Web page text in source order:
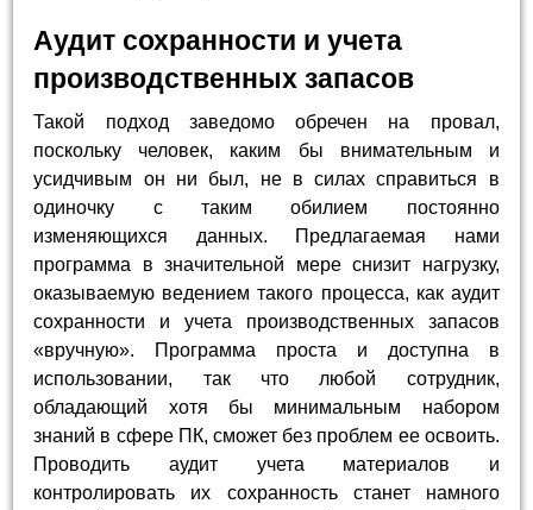
Аудит сохранности и учета
производственных запасов
Такой подход заведомо обречен на провал,
поскольку человек, каким бы внимательным и
усидчивым он ни был, не в силах справиться в
одиночку с таким обилием постоянно
изменяющихся данных. Предлагаемая нами
программа в значительной мере снизит нагрузку,
оказываемую ведением такого процесса, как аудит
сохранности и учета производственных запасов
«вручную». Программа проста и доступна в
использовании, так что любой сотрудник,
обладающий хотя бы минимальным набором
знаний в сфере ПК, сможет без проблем ее освоить.
Проводить аудит учета материалов и
контролировать их сохранность станет намного